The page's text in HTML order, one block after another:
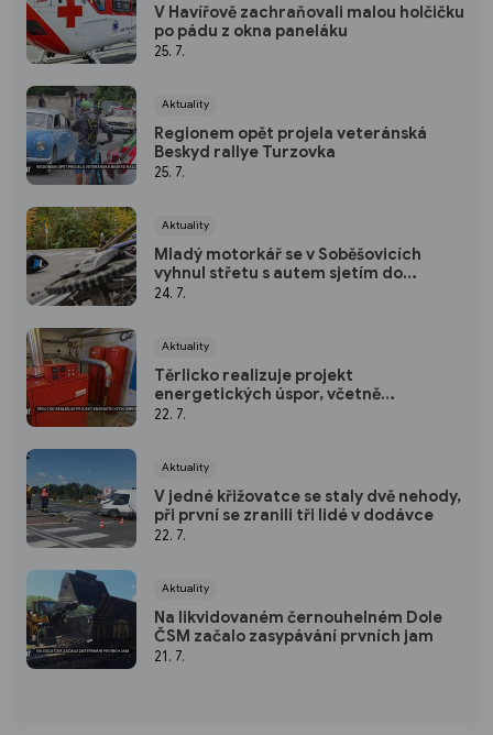
V Havířově zachraňovali malou holčičku
po pádu z okna paneláku
25. 7.
Aktuality
Regionem opět projela veteránská
Beskyd rallye Turzovka
25. 7.
Aktuality
Mladý motorkář se v Soběšovicích
vyhnul střetu s autem sjetím do
příkopu, spolujezdec se zranil
24. 7.
Aktuality
Těrlicko realizuje projekt
energetických úspor, včetně
modernizace zastaralých kotelen
22. 7.
Aktuality
V jedné křižovatce se staly dvě nehody,
při první se zranili tři lidé v dodávce
22. 7.
Aktuality
Na likvidovaném černouhelném Dole
ČSM začalo zasypávání prvních jam
21. 7.